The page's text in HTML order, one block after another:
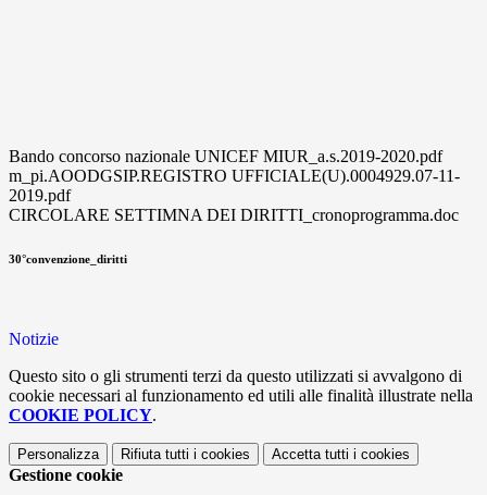
Bando concorso nazionale UNICEF MIUR_a.s.2019-2020.pdf
m_pi.AOODGSIP.REGISTRO UFFICIALE(U).0004929.07-11-
2019.pdf
CIRCOLARE SETTIMNA DEI DIRITTI_cronoprogramma.doc
30°convenzione_diritti
Notizie
Questo sito o gli strumenti terzi da questo utilizzati si avvalgono di
cookie necessari al funzionamento ed utili alle finalità illustrate nella
COOKIE POLICY.
Personalizza Rifiuta tutti i cookies Accetta tutti i cookies
Gestione cookie